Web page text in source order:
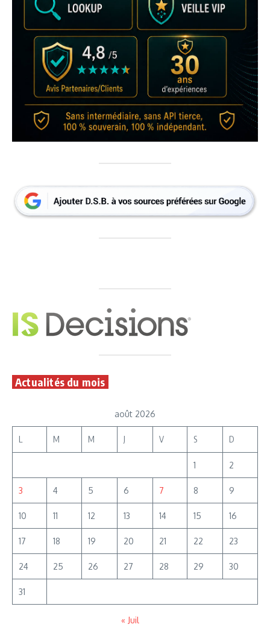
Actualités du mois
août 2026
L M M J V S D
1 2
3 4 5 6 7 8 9
10 11 12 13 14 15 16
17 18 19 20 21 22 23
24 25 26 27 28 29 30
31
« Juil